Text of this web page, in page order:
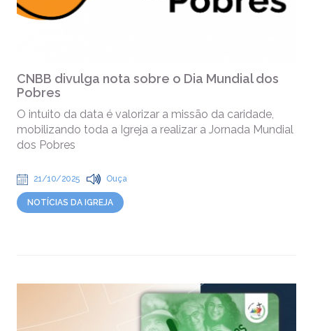
CNBB divulga nota sobre o Dia Mundial dos
Pobres
O intuito da data é valorizar a missão da caridade,
mobilizando toda a Igreja a realizar a Jornada Mundial
dos Pobres
21/10/2025 Ouça
NOTÍCIAS DA IGREJA